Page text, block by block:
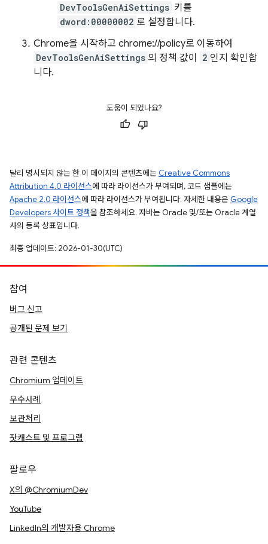
DevToolsGenAiSettings 키를
dword:00000002 로 설정합니다.
Chrome을 시작하고 chrome://policy로 이동하여
DevToolsGenAiSettings 의 정책 값이 2 인지 확인합
니다.
도움이 되었나요?
달리 명시되지 않는 한 이 페이지의 콘텐츠에는 Creative Commons
Attribution 4.0 라이선스에 따라 라이선스가 부여되며, 코드 샘플에는
Apache 2.0 라이선스에 따라 라이선스가 부여됩니다. 자세한 내용은 Google
Developers 사이트 정책을 참조하세요. 자바는 Oracle 및/또는 Oracle 계열
사의 등록 상표입니다.
최종 업데이트: 2026-01-30(UTC)
참여
버그 신고
공개된 문제 보기
관련 콘텐츠
Chromium 업데이트
우수사례
보관처리
팟캐스트 및 프로그램
팔로우
X의 @ChromiumDev
YouTube
LinkedIn의 개발자용 Chrome